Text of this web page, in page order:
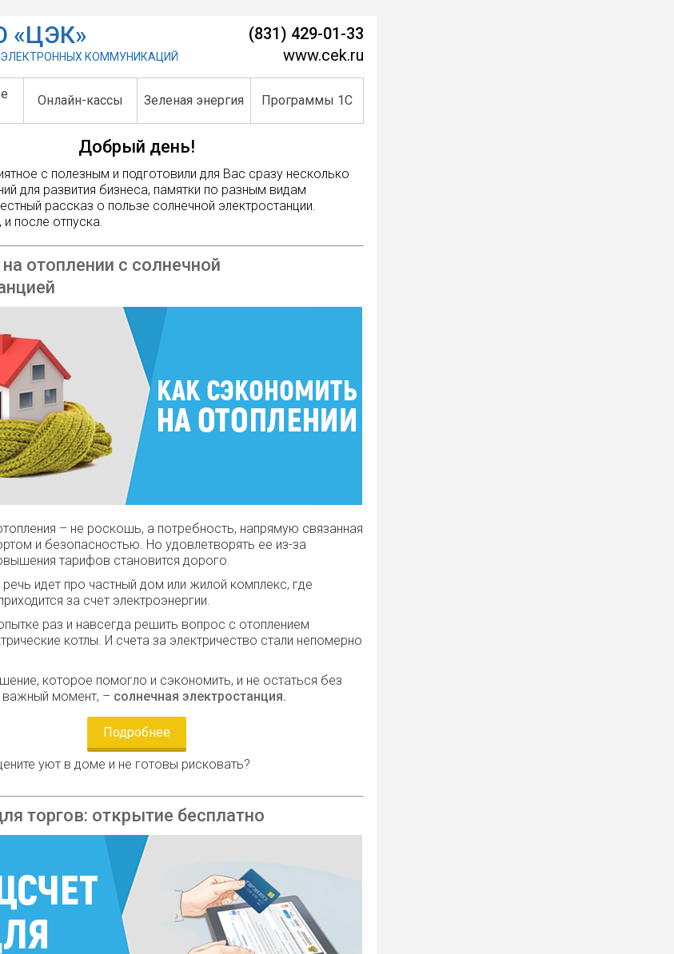
«ЦЭК»
ЭЛЕКТРОННЫХ КОММУНИКАЦИЙ
(831) 429-01-33
www.cek.ru
Онлайн-кассы Зеленая энергия Программы 1С
Добрый день!
с полезным и подготовили для Вас сразу несколько
для развития бизнеса, памятки по разным видам
рассказ о пользе солнечной электростанции.
после отпуска.
отоплении с солнечной
– не роскошь, а потребность, напрямую связанная
и безопасностью. Но удовлетворять ее из-за
тарифов становится дорого.
идет про частный дом или жилой комплекс, где
за счет электроэнергии.
раз и навсегда решить вопрос с отоплением
котлы. И счета за электричество стали непомерно
которое помогло и сэкономить, и не остаться без
важный момент, – солнечная электростанция.
Подробнее
уют в доме и не готовы рисковать?
торгов: открытие бесплатно